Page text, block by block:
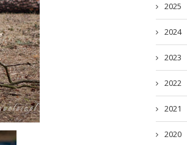
2025
2024
2023
2022
2021
2020